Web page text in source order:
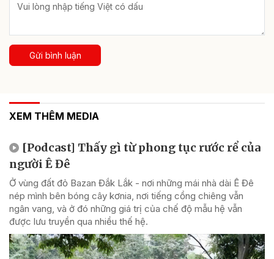
Gửi bình luận
XEM THÊM MEDIA
[Podcast] Thấy gì từ phong tục rước rể của
người Ê Đê
Ở vùng đất đỏ Bazan Đắk Lắk - nơi những mái nhà dài Ê Đê
nép mình bên bóng cây kơnia, nơi tiếng cồng chiêng vẫn
ngân vang, và ở đó những giá trị của chế độ mẫu hệ vẫn
được lưu truyền qua nhiều thế hệ.